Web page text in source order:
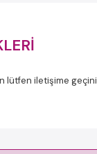
lütfen iletişime